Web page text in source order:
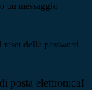
un messaggio
della password
posta elettronica!